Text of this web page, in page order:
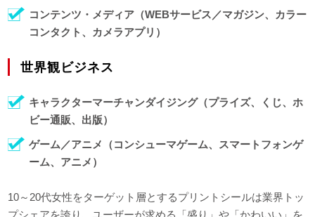
コンテンツ・メディア（WEBサービス／マガジン、カラー
コンタクト、カメラアプリ）
世界観ビジネス
キャラクターマーチャンダイジング（プライズ、くじ、ホ
ビー通販、出版）
ゲーム／アニメ（コンシューマゲーム、スマートフォンゲ
ーム、アニメ）
10～20代女性をターゲット層とするプリントシールは業界トッ